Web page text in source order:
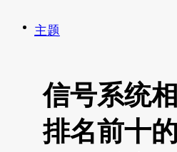
主题
信号系统
排名前十